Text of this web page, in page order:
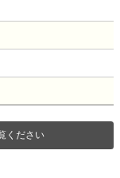
ください